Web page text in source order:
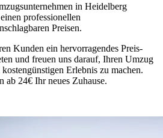
in Heidelberg
professionellen
Preisen.
Kunden ein hervorragendes Preis-
und freuen uns darauf, Ihren Umzug
Erlebnis zu machen.
ab 24€ Ihr neues Zuhause.